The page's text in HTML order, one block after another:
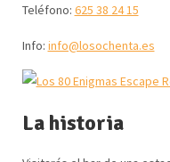
Teléfono: 625 38 24 15
Info: info@losochenta.es
La historia